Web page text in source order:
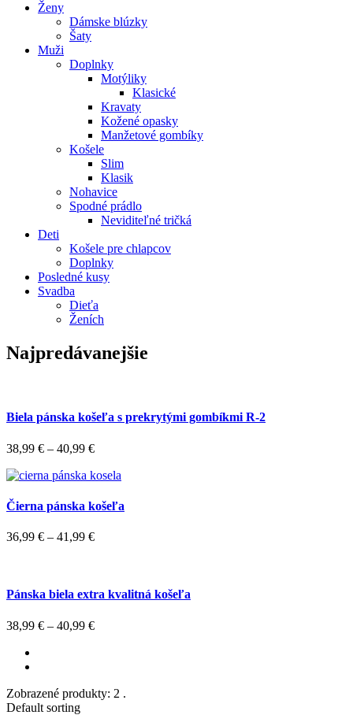
Ženy
Dámske blúzky
Šaty
Muži
Doplnky
Motýliky
Klasické
Kravaty
Kožené opasky
Manžetové gombíky
Košele
Slim
Klasik
Nohavice
Spodné prádlo
Neviditeľné tričká
Deti
Košele pre chlapcov
Doplnky
Posledné kusy
Svadba
Dieťa
Ženích
Najpredávanejšie
Biela pánska košeľa s prekrytými gombíkmi R-2
38,99 € – 40,99 €
Čierna pánska košeľa
36,99 € – 41,99 €
Pánska biela extra kvalitná košeľa
38,99 € – 40,99 €
Zobrazené produkty: 2 .
Default sorting